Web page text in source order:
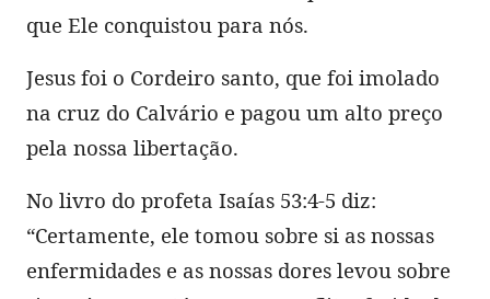
que Ele conquistou para nós.
Jesus foi o Cordeiro santo, que foi imolado
na cruz do Calvário e pagou um alto preço
pela nossa libertação.
No livro do profeta Isaías 53:4-5 diz:
“Certamente, ele tomou sobre si as nossas
enfermidades e as nossas dores levou sobre